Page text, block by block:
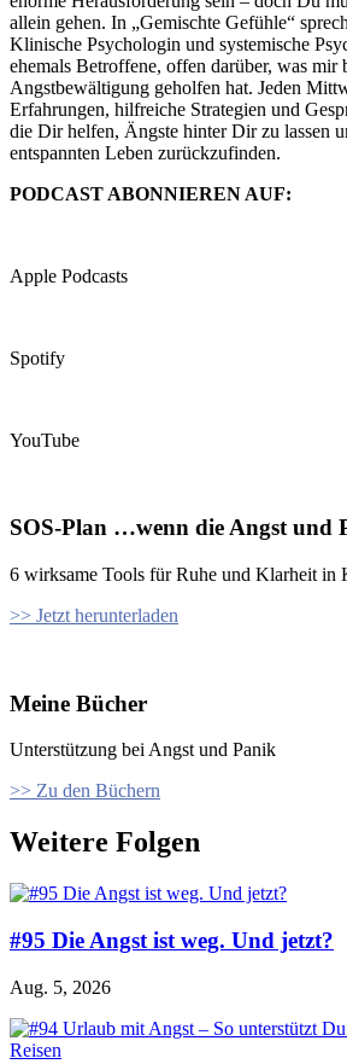
allein gehen. In „Gemischte Gefühle“
Klinische Psychologin und systemische
ehemals Betroffene, offen darüber, was mir
Angstbewältigung geholfen hat. Jeden
Erfahrungen, hilfreiche Strategien und
die Dir helfen, Ängste hinter Dir zu lassen
entspannten Leben zurückzufinden.
PODCAST ABONNIEREN AUF:
Apple Podcasts
Spotify
YouTube
SOS-Plan …wenn die Angst und
6 wirksame Tools für Ruhe und Klarheit in
>> Jetzt herunterladen
Meine Bücher
Unterstützung bei Angst und Panik
>> Zu den Büchern
Weitere Folgen
#95 Die Angst ist weg. Und jetzt?
Aug. 5, 2026